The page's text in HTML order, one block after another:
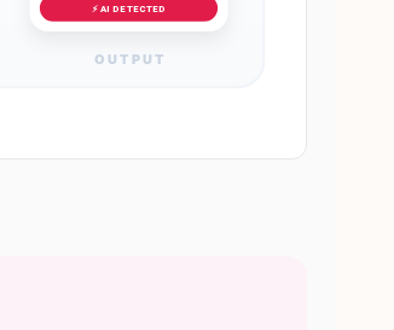
⚡ AI DETECTED
OUTPUT